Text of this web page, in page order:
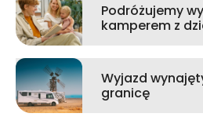
Podróżujemy
kamperem z
Wyjazd
granicę